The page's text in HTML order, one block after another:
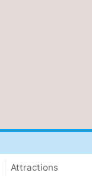
Attractions